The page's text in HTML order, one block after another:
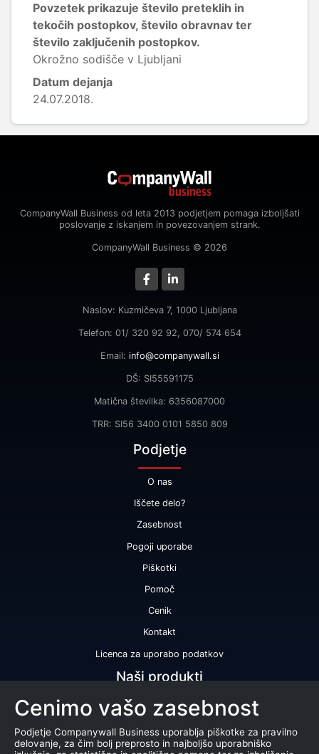
Povzetek prikazuje število preteklih in
tekočih postopkov, število obravnav ter
število zaključenih postopkov.
Okrožno sodišče v Ljubljani
Datum dejanja
24.07.2018.
CompanyWall Business od leta 2013 podjetjem pomaga izboljšati
poslovanje z iskanjem in povezovanjem strank.
CompanyWall Business © 2026
Naslov: Kuzmičeva 7, 1000 Ljubljana
Telefon: 01/ 320 92 92, 070/ 574 654
Email: info@companywall.si
DŠ: SI55591175
Matična številka: 6356087000
TRR: SI56 3400 0101 5850 809
Podjetje
O nas
Iščete delo?
Zasebnost
Pogoji uporabe
Piškotki
Pomoč
Cenik
Kontakt
Licenca za uporabo podatkov
Naši produkti
Bonitetna ocena
Bonitetno poročilo
Certifikat bonitetne odličnosti
Cenimo vašo zasebnost
Podjetje Companywall Business uporablja piškotke za pravilno
delovanje, za čim bolj preprosto in najboljšo uporabniško